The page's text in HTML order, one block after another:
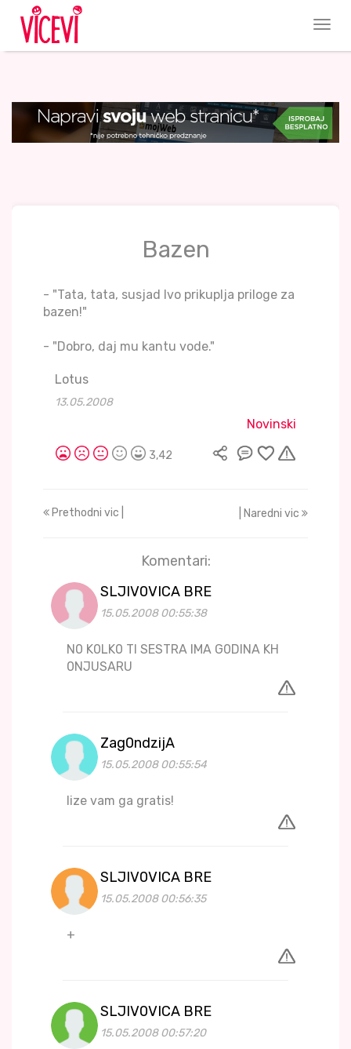
Bazen
- "Tata, tata, susjad Ivo prikuplja priloge za
bazen!"
- "Dobro, daj mu kantu vode."
Lotus
13.05.2008
Novinski
3,42
Prethodni vic | | Naredni vic
Komentari:
SLJIV0VICA BRE
15.05.2008 00:55:38
N0 K0LK0 TI SESTRA IMA G0DINA KH
0NJUSARU
Zag0ndzijA
15.05.2008 00:55:54
lize vam ga gratis!
SLJIV0VICA BRE
15.05.2008 00:56:35
+
SLJIV0VICA BRE
15.05.2008 00:57:20